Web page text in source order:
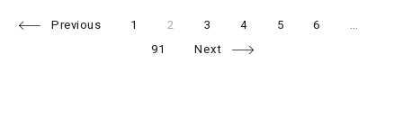
PostsPrevious 1 2 3 4 5 6
91 Next